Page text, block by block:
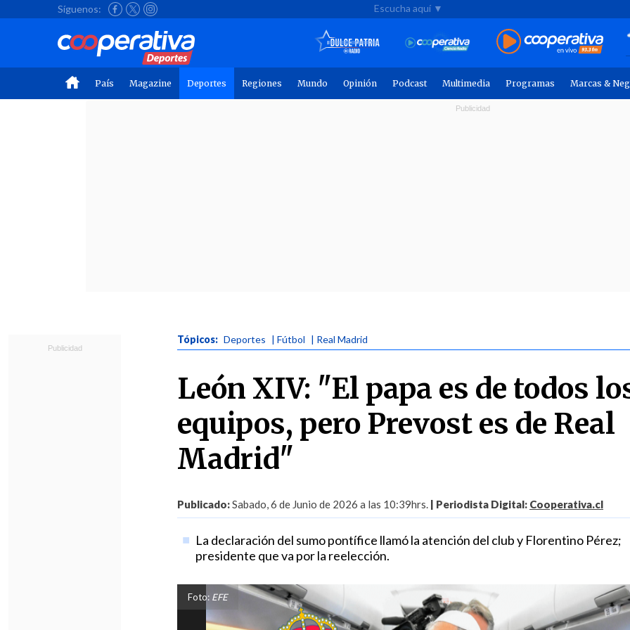
Síguenos: Escucha aquí ▼
País Magazine Deportes Regiones Mundo Opinión Podcast Multimedia Programas Marcas &
Tópicos: Deportes | Fútbol | Real Madrid
León XIV: "El papa es de todos
equipos, pero Prevost es de Real
Madrid"
Publicado:Sabado, 6 de Junio de 2026 a las 10:39hrs. | Periodista Digital: Cooperativa.cl
La declaración del sumo pontífice llamó la atención del club y Florentino Pérez;
presidente que va por la reelección.
Foto: EFE